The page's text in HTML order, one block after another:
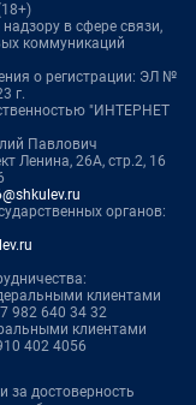
в сфере связи,
коммуникаций
о регистрации: ЭЛ №
г.
"ИНТЕРНЕТ
Павлович
Ленина, 26А, стр.2, 16
органов:
клиентами
982 640 34 32
клиентами
402 4056
за достоверность